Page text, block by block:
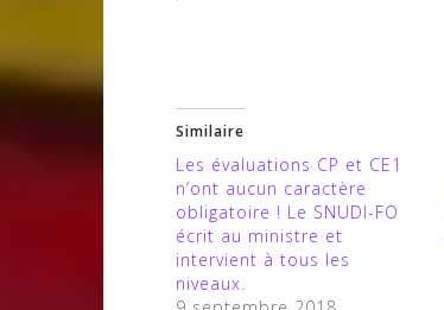
Similaire
Les évaluations CP et CE1
n’ont aucun caractère
obligatoire ! Le SNUDI-FO
écrit au ministre et
intervient à tous les
niveaux.